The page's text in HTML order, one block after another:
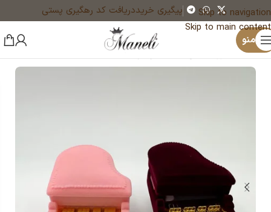
Skip to navigation
Skip to main content
پیگیری خریددریافت کد رهگیری پستی
منو
خانه اکسسوری مانلی جعبه جواهری
×